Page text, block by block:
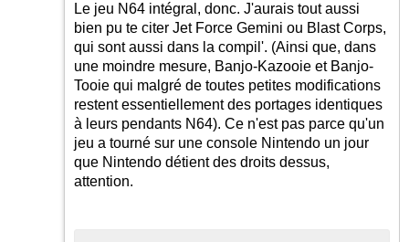
Le jeu N64 intégral, donc. J'aurais tout aussi
bien pu te citer Jet Force Gemini ou Blast Corps,
qui sont aussi dans la compil'. (Ainsi que, dans
une moindre mesure, Banjo-Kazooie et Banjo-
Tooie qui malgré de toutes petites modifications
restent essentiellement des portages identiques
à leurs pendants N64). Ce n'est pas parce qu'un
jeu a tourné sur une console Nintendo un jour
que Nintendo détient des droits dessus,
attention.